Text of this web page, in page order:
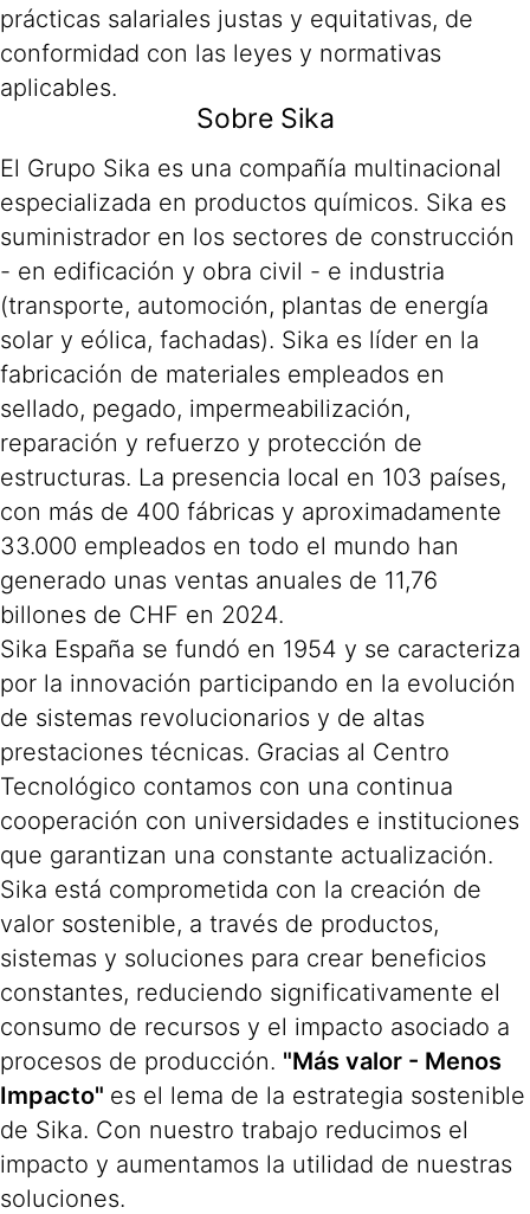
prácticas salariales justas y equitativas, de
conformidad con las leyes y normativas
aplicables.
Sobre Sika
El Grupo Sika es una compañía multinacional
especializada en productos químicos. Sika es
suministrador en los sectores de construcción
- en edificación y obra civil - e industria
(transporte, automoción, plantas de energía
solar y eólica, fachadas). Sika es líder en la
fabricación de materiales empleados en
sellado, pegado, impermeabilización,
reparación y refuerzo y protección de
estructuras. La presencia local en 103 países,
con más de 400 fábricas y aproximadamente
33.000 empleados en todo el mundo han
generado unas ventas anuales de 11,76
billones de CHF en 2024.
Sika España se fundó en 1954 y se caracteriza
por la innovación participando en la evolución
de sistemas revolucionarios y de altas
prestaciones técnicas. Gracias al Centro
Tecnológico contamos con una continua
cooperación con universidades e instituciones
que garantizan una constante actualización.
Sika está comprometida con la creación de
valor sostenible, a través de productos,
sistemas y soluciones para crear beneficios
constantes, reduciendo significativamente el
consumo de recursos y el impacto asociado a
procesos de producción. "Más valor - Menos
Impacto" es el lema de la estrategia sostenible
de Sika. Con nuestro trabajo reducimos el
impacto y aumentamos la utilidad de nuestras
soluciones.